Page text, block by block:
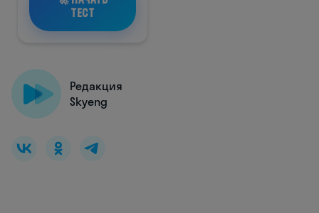
Редакция
Skyeng